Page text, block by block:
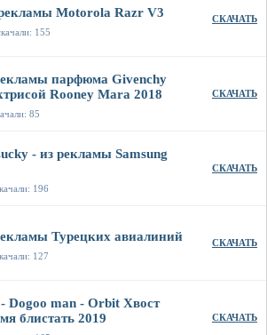
Motorola Razr V3
155
СКАЧАТЬ
парфюма Givenchy
Rooney Mara 2018
85
СКАЧАТЬ
- из рекламы Samsung
196
СКАЧАТЬ
Турецких авиалиний
127
СКАЧАТЬ
Dogoo man - Orbit Хвост
блистать 2019
СКАЧАТЬ